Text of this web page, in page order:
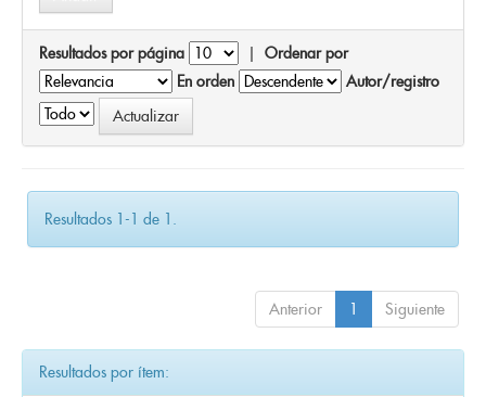
Resultados por página | Ordenar por
En orden
Autor/registro
Resultados 1-1 de 1.
Anterior 1 Siguiente
Resultados por ítem: